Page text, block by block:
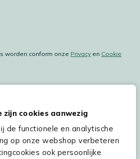
zijn cookies aanwezig
de functionele en analytische
op onze webshop verbeteren
ook persoonlijke
worden conform onze Privacy en Cookie